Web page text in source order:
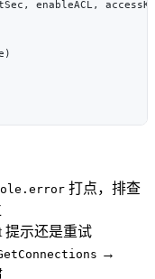
打点，排查
提示还是重试
→